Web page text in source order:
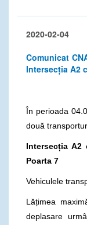
2020-02-04
Comunicat
Intersecția A2
În perioada
două
Intersecția
Poarta 7
Vehiculele
Lățimea
deplasare